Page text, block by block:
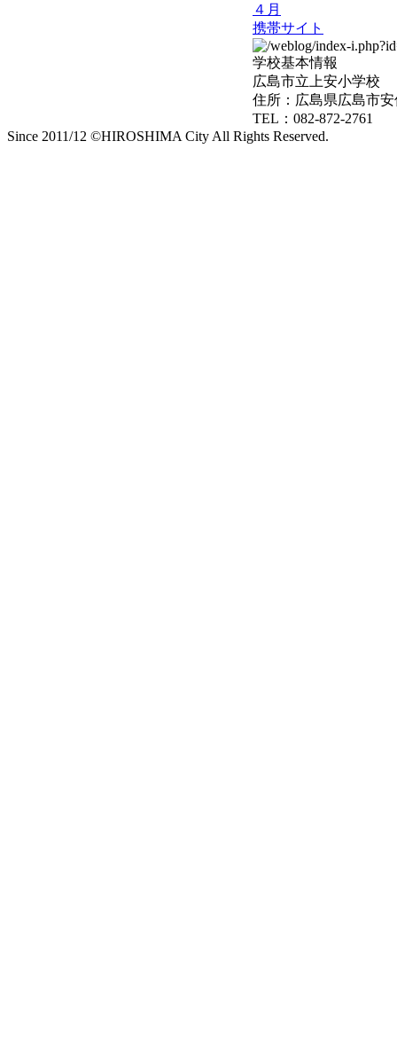
４月
携帯サイト
学校基本情報
広島市立上安小学校
住所：広島県広島市
TEL：082-872-2761
Since 2011/12 ©HIROSHIMA City All Rights Reserved.